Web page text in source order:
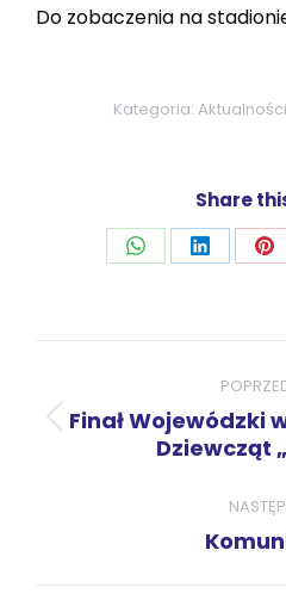
Do zobaczenia na
Kategoria: Aktualności
Share
Udostępnij
Finał Wojewódzki
Dziewcząt